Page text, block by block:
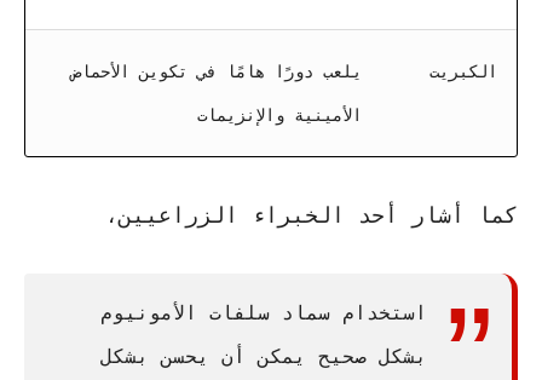
الكبريت يلعب دورًا هامًا في تكوين الأحماض
الأمينية والإنزيمات
كما أشار أحد الخبراء الزراعيين،
استخدام سماد سلفات الأمونيوم
بشكل صحيح يمكن أن يحسن بشكل